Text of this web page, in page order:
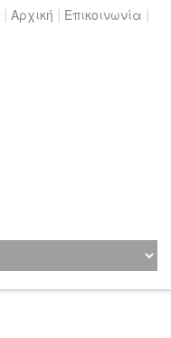
| Αρχική | Επικοινωνία |